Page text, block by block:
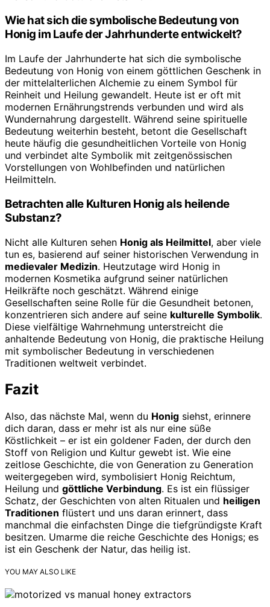
Wie hat sich die symbolische Bedeutung von
Honig im Laufe der Jahrhunderte entwickelt?
Im Laufe der Jahrhunderte hat sich die symbolische
Bedeutung von Honig von einem göttlichen Geschenk in
der mittelalterlichen Alchemie zu einem Symbol für
Reinheit und Heilung gewandelt. Heute ist er oft mit
modernen Ernährungstrends verbunden und wird als
Wundernahrung dargestellt. Während seine spirituelle
Bedeutung weiterhin besteht, betont die Gesellschaft
heute häufig die gesundheitlichen Vorteile von Honig
und verbindet alte Symbolik mit zeitgenössischen
Vorstellungen von Wohlbefinden und natürlichen
Heilmitteln.
Betrachten alle Kulturen Honig als heilende
Substanz?
Nicht alle Kulturen sehen Honig als Heilmittel, aber viele
tun es, basierend auf seiner historischen Verwendung in
medievaler Medizin. Heutzutage wird Honig in
modernen Kosmetika aufgrund seiner natürlichen
Heilkräfte noch geschätzt. Während einige
Gesellschaften seine Rolle für die Gesundheit betonen,
konzentrieren sich andere auf seine kulturelle Symbolik.
Diese vielfältige Wahrnehmung unterstreicht die
anhaltende Bedeutung von Honig, die praktische Heilung
mit symbolischer Bedeutung in verschiedenen
Traditionen weltweit verbindet.
Fazit
Also, das nächste Mal, wenn du Honig siehst, erinnere
dich daran, dass er mehr ist als nur eine süße
Köstlichkeit – er ist ein goldener Faden, der durch den
Stoff von Religion und Kultur gewebt ist. Wie eine
zeitlose Geschichte, die von Generation zu Generation
weitergegeben wird, symbolisiert Honig Reichtum,
Heilung und göttliche Verbindung. Es ist ein flüssiger
Schatz, der Geschichten von alten Ritualen und heiligen
Traditionen flüstert und uns daran erinnert, dass
manchmal die einfachsten Dinge die tiefgründigste Kraft
besitzen. Umarme die reiche Geschichte des Honigs; es
ist ein Geschenk der Natur, das heilig ist.
YOU MAY ALSO LIKE